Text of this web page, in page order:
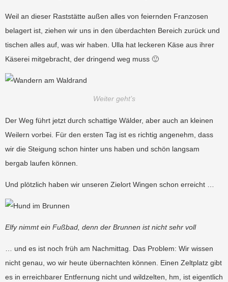
Weil an dieser Raststätte außen alles von feiernden Franzosen
belagert ist, ziehen wir uns in den überdachten Bereich zurück und
tischen alles auf, was wir haben. Ulla hat leckeren Käse aus ihrer
Käserei mitgebracht, der dringend weg muss 🙂
Weiter geht’s
Der Weg führt jetzt durch schattige Wälder, aber auch an kleinen
Weilern vorbei. Für den ersten Tag ist es richtig angenehm, dass
wir die Steigung schon hinter uns haben und schön langsam
bergab laufen können.
Und plötzlich haben wir unseren Zielort Wingen schon erreicht …
Elfy nimmt ein Fußbad, denn der Brunnen ist nicht sehr voll
… und es ist noch früh am Nachmittag. Das Problem: Wir wissen
nicht genau, wo wir heute übernachten können. Einen Zeltplatz gibt
es in erreichbarer Entfernung nicht und wildzelten, hm, ist eigentlich